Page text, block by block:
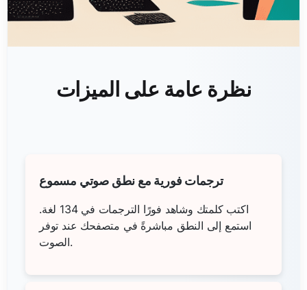
نظرة عامة على الميزات
ترجمات فورية مع نطق صوتي مسموع
اكتب كلمتك وشاهد فورًا الترجمات في 134 لغة.
استمع إلى النطق مباشرةً في متصفحك عند توفر
الصوت.